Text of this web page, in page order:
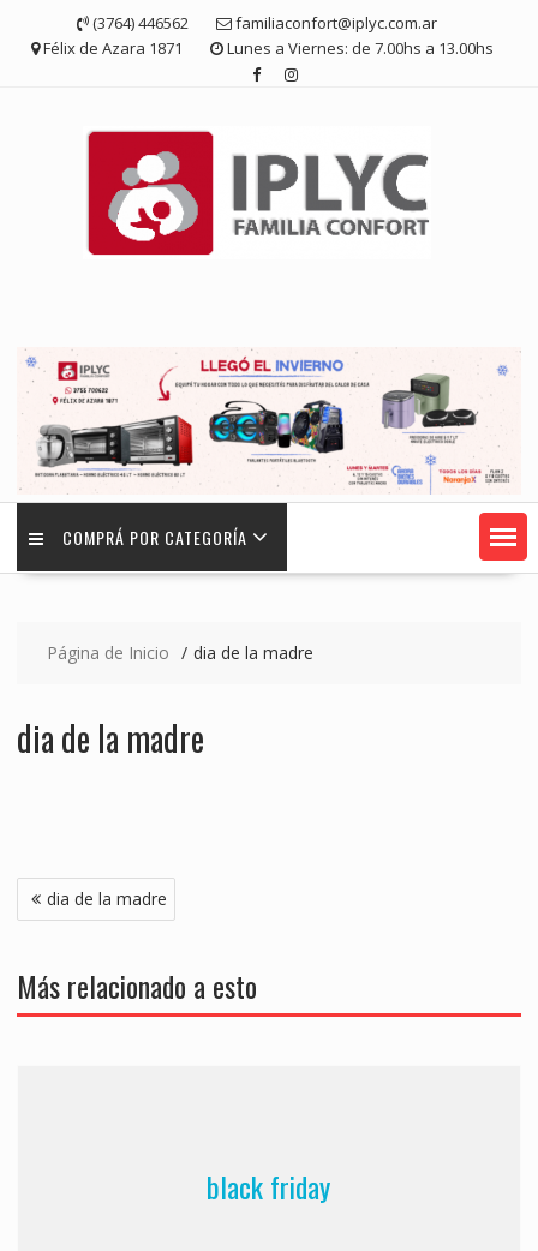
contenido
(3764) 446562
familiaconfort@iplyc.com.ar
Félix de Azara 1871
Lunes a Viernes: de 7.00hs a 13.00hs
COMPRÁ POR CATEGORÍA
Página de Inicio dia de la madre
dia de la madre
Navegación
de
dia de la madre
Más relacionado a esto
black friday